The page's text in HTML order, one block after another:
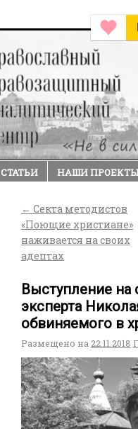
СТАТЬИ НАШИ
← Секта методистов
«Поющие христиане»
наживается на своих
адептах
Выступление на
эксперта
обвиняемого в
Размещено на 22.11.2018